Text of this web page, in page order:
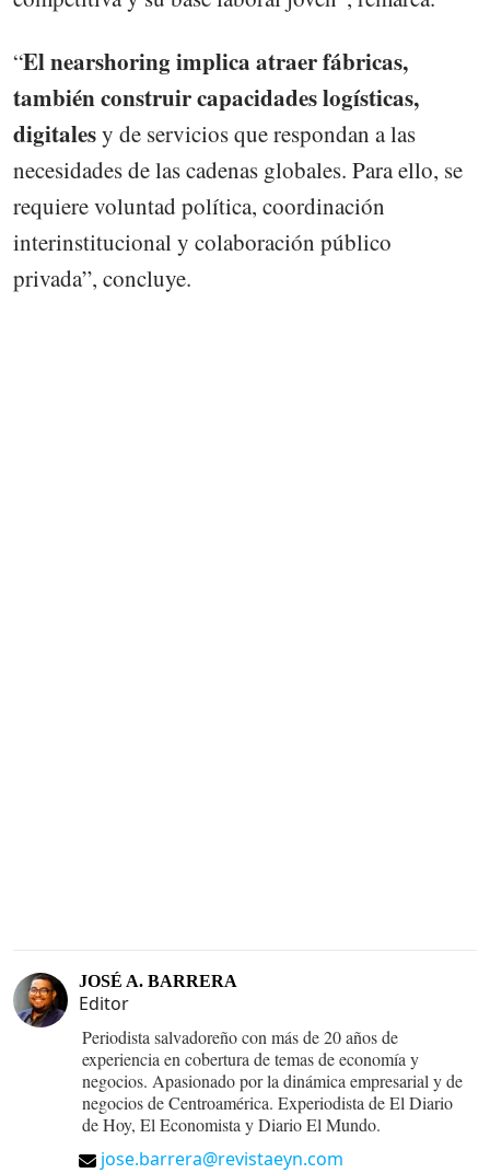
“El nearshoring implica atraer fábricas,
también construir capacidades logísticas,
digitalesy de servicios que respondan a las
necesidades de las cadenas globales. Para ello, se
requiere voluntad política, coordinación
interinstitucional y colaboración público
privada”, concluye.
JOSÉ A. BARRERA
Editor
Periodista salvadoreño con más de 20 años de
experiencia en cobertura de temas de economía y
negocios. Apasionado por la dinámica empresarial y de
negocios de Centroamérica. Experiodista de El Diario
de Hoy, El Economista y Diario El Mundo.
jose.barrera@revistaeyn.com